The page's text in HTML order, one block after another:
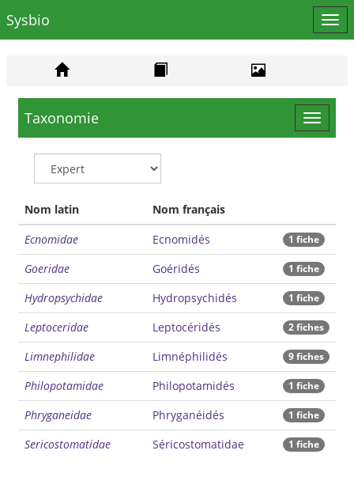
le
Sysbio
Toggle
Taxonomie
Nom latin
Nom français
Ecnomidae
Ecnomidés 1 fiche
Goeridae Goéridés 1 fiche
Hydropsychidae Hydropsychidés 1 fiche
Leptoceridae Leptocéridés 2 fiches
Limnephilidae Limnéphilidés 9 fiches
Philopotamidae Philopotamidés 1 fiche
Phryganeidae Phryganéidés 1 fiche
Sericostomatidae Séricostomatidae 1 fiche